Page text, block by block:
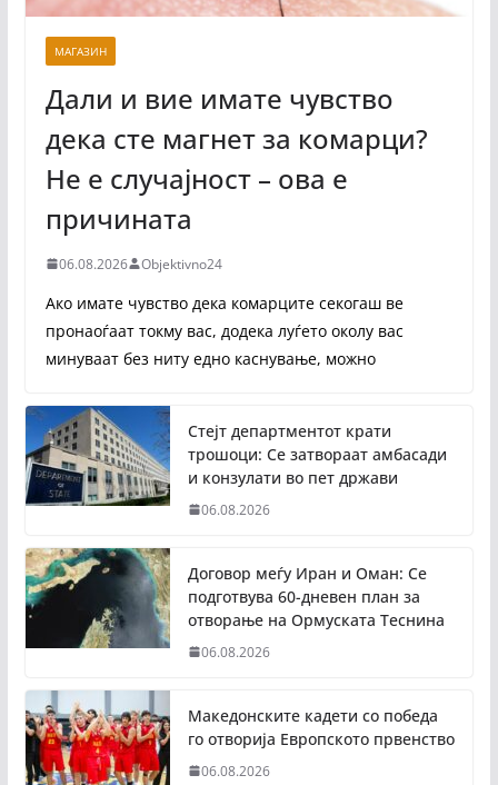
МАГАЗИН
Дали и вие имате чувство
дека сте магнет за комарци?
Не е случајност – ова е
причината
06.08.2026 Objektivno24
Ако имате чувство дека комарците секогаш ве
пронаоѓаат токму вас, додека луѓето околу вас
минуваат без ниту едно каснување, можно
Стејт департментот крати
трошоци: Се затвораат амбасади
и конзулати во пет држави
06.08.2026
Договор меѓу Иран и Оман: Се
подготвува 60-дневен план за
отворање на Ормуската Теснина
06.08.2026
Македонските кадети со победа
го отворија Европското првенство
06.08.2026